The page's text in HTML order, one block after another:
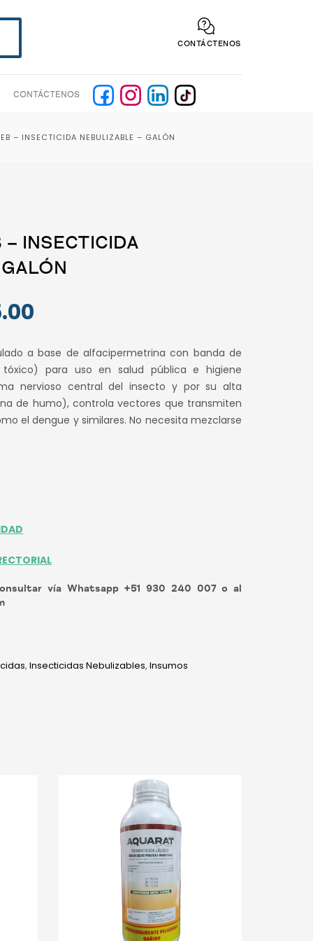
CONTÁCTENOS
CONTÁCTENOS
– INSECTICIDA NEBULIZABLE – GALÓN
– INSECTICIDA
actual
es:
S/ 95.00.
a base de alfacipermetrina con banda de
para uso en salud pública e higiene
nervioso central del insecto y por su alta
de humo), controla vectores que transmiten
el dengue y similares. No necesita mezclarse
vía Whatsapp +51 930 240 007 o al
, Insecticidas Nebulizables, Insumos